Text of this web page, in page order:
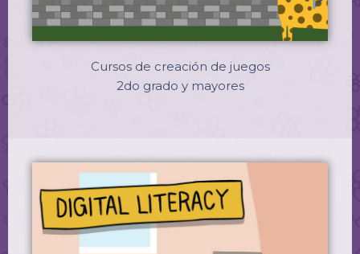
Cursos de creación de juegos
2do grado y mayores